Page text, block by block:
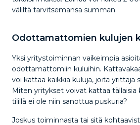
väliltä tarvitsemansa summan.
Odottamattomien kulujen
Yksi yritystoiminnan vaikeimpia
odottamattomiin kuluihin.
voi kattaa kaikkia kuluja, joita yrittäjä
Miten yritykset voivat kattaa tällaisia
tilillä ei ole niin sanottua puskuria?
Joskus toiminnasta tai sitä